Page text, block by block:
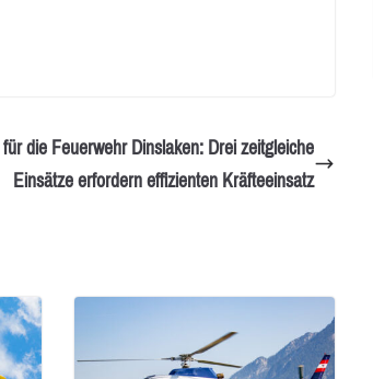
die Feuerwehr Dinslaken: Drei zeitgleiche
Einsätze erfordern effizienten Kräfteeinsatz